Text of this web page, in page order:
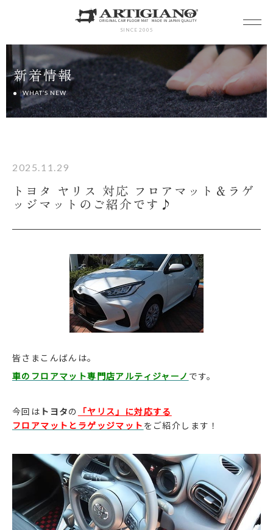
SINCE 2005
新着情報
WHAT’S NEW
2025.11.29
トヨタ ヤリス 対応 フロアマット＆ラゲ
ッジマットのご紹介です♪
皆さまこんばんは。
車のフロアマット専門店アルティジャーノ です。
今回は トヨタの 「ヤリス」に対応する
フロアマットとラゲッジマット をご紹介します！